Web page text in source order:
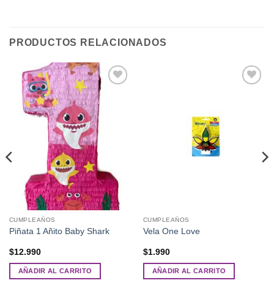
PRODUCTOS RELACIONADOS
CUMPLEAÑOS
Piñata 1 Añito Baby Shark
$12.990
AÑADIR AL CARRITO
CUMPLEAÑOS
Vela One Love
$1.990
AÑADIR AL CARRITO